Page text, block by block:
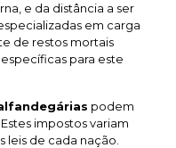
e da distância a ser
em carga
de restos mortais
para este
podem
impostos variam
de cada nação.